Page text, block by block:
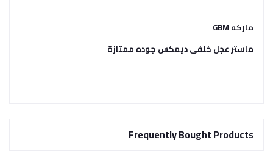
ماركه GBM
ماستر عجل خلفى ديمكس جوده ممتازة
Frequently Bought Products